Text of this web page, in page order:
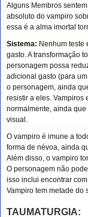
Alguns Membros
absoluto do vampiro
essa é a alma imortal
Sistema: Nenhum teste
gasto. A transformação
personagem possa
adicional gasto (para
o personagem, ainda
resistir a eles. Vampiros
normalmente, ainda
visual.
O vampiro é imune a
forma de névoa, ainda
Além disso, o vampiro
O personagem não
isso inclui encontrar
Vampiro tem metade do
TAUMATURGIA: